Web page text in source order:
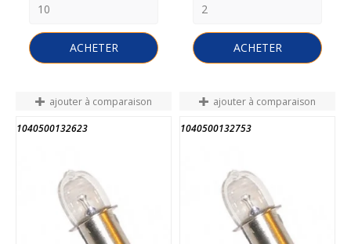
ACHETER ACHETER
ajouter à comparaison
1040500132623
ajouter à comparaison
1040500132753